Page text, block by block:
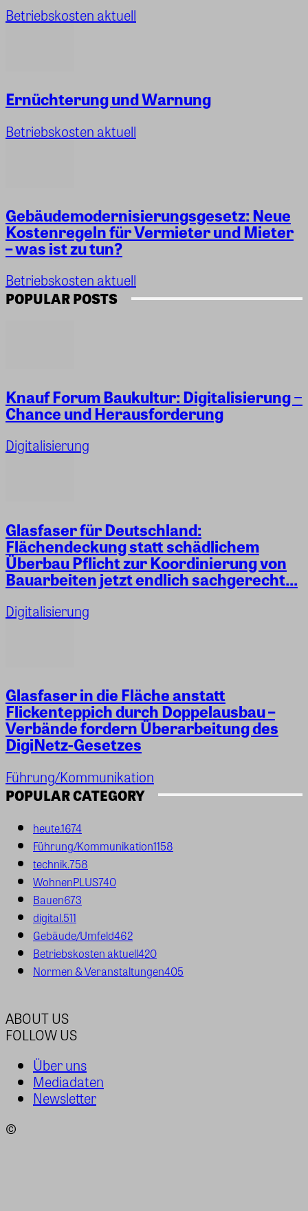
Betriebskosten aktuell
Ernüchterung und Warnung
Betriebskosten aktuell
Gebäudemodernisierungsgesetz: Neue
Kostenregeln für Vermieter und Mieter
– was ist zu tun?
Betriebskosten aktuell
POPULAR POSTS
Knauf Forum Baukultur: Digitalisierung −
Chance und Herausforderung
Digitalisierung
Glasfaser für Deutschland:
Flächendeckung statt schädlichem
Überbau Pflicht zur Koordinierung von
Bauarbeiten jetzt endlich sachgerecht...
Digitalisierung
Glasfaser in die Fläche anstatt
Flickenteppich durch Doppelausbau –
Verbände fordern Überarbeitung des
DigiNetz-Gesetzes
Führung/Kommunikation
POPULAR CATEGORY
heute.1674
Führung/Kommunikation1158
technik.758
WohnenPLUS740
Bauen673
digital.511
Gebäude/Umfeld462
Betriebskosten aktuell420
Normen & Veranstaltungen405
ABOUT US
FOLLOW US
Über uns
Mediadaten
Newsletter
©